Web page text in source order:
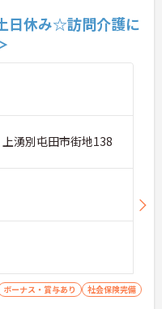
日休み☆訪問介護に
湧別屯田市街地138
ボーナス・賞与あり
社会保険完備